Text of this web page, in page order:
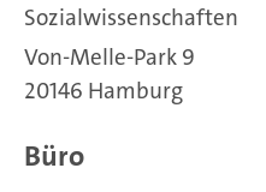
Sozialwissenschaften
Von-Melle-Park 9
20146 Hamburg
Büro